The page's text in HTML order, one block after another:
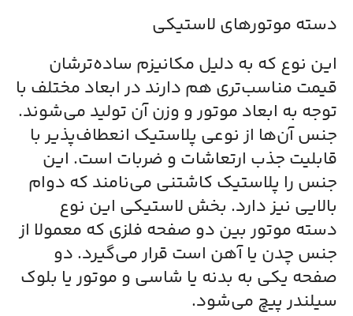
دسته موتورهای لاستیکی
این نوع که به دلیل مکانیزم ساده‌ترشان
قیمت مناسب‌تری هم دارند در ابعاد مختلف با
توجه به ابعاد موتور و وزن آن تولید می‌شوند.
جنس آن‌ها از نوعی پلاستیک انعطاف‌پذیر با
قابلیت جذب ارتعاشات و ضربات است. این
جنس را پلاستیک کاشتنی می‌نامند که دوام
بالایی نیز دارد. بخش لاستیکی این نوع
دسته موتور بین دو صفحه‌ فلزی که معمولا از
جنس چدن یا آهن است قرار می‌گیرد. دو
صفحه یکی به بدنه یا شاسی و موتور یا بلوک
سیلندر پیچ می‌شود.